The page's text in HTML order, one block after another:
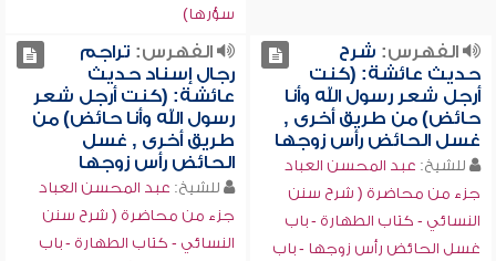
سؤرها)
الفهرس: شرح
حديث عائشة: (كنت
أرجل شعر رسول الله وأنا
حائض) من طريق أخرى ,
غسل الحائض رأس زوجها
للشيخ: عبد المحسن العباد
جزء من محاضرة ( شرح سنن
النسائي - كتاب الطهارة - باب
غسل الحائض رأس زوجها - باب
الفهرس: تراجم
رجال إسناد حديث
عائشة: (كنت أرجل شعر
رسول الله وأنا حائض) من
طريق أخرى , غسل
الحائض رأس زوجها
للشيخ: عبد المحسن العباد
جزء من محاضرة ( شرح سنن
النسائي - كتاب الطهارة - باب